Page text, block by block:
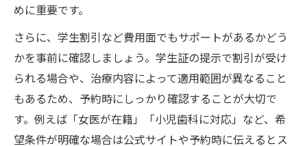
めに重要です。
さらに、学生割引など費用面でもサポートがあるかどう
かを事前に確認しましょう。学生証の提示で割引が受け
られる場合や、治療内容によって適用範囲が異なること
もあるため、予約時にしっかり確認することが大切で
す。例えば「女医が在籍」「小児歯科に対応」など、希
望条件が明確な場合は公式サイトや予約時に伝えるとス